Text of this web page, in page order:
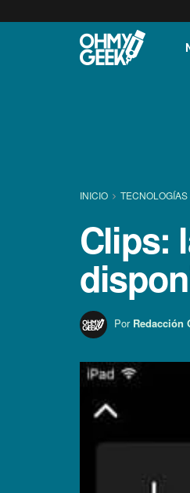
INICIO TECNOLOGÍ­AS
Clips:
Por Redacción